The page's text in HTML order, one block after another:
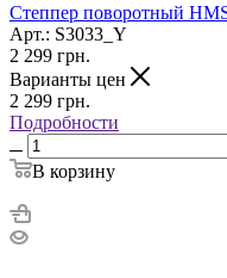
Степпер поворотный
Арт.: S3033_Y
2 299 грн.
Варианты цен
2 299 грн.
Подробности
В корзину